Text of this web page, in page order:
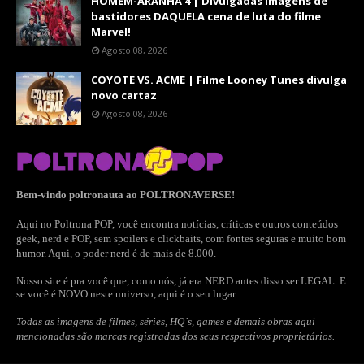
bastidores DAQUELA cena de luta do filme
Marvel!
Agosto 08, 2026
COYOTE VS. ACME | Filme Looney Tunes divulga
novo cartaz
Agosto 08, 2026
Bem-vindo poltronauta ao POLTRONAVERSE!
Aqui no Poltrona POP, você encontra notícias, críticas e outros conteúdos
geek, nerd e POP, sem spoilers e clickbaits, com fontes seguras e muito bom
humor. Aqui, o poder nerd é de mais de 8.000.
Nosso site é pra você que, como nós, já era NERD antes disso ser LEGAL. E
se você é NOVO neste universo, aqui é o seu lugar.
Todas as imagens de filmes, séries, HQ´s, games e demais obras aqui
mencionadas são marcas registradas dos seus respectivos proprietários.